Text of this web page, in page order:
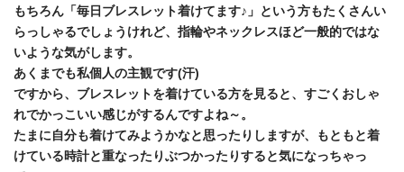
もちろん「毎日ブレスレット着けてます♪」という方もたくさんい
らっしゃるでしょうけれど、指輪やネックレスほど一般的ではな
いような気がします。
あくまでも私個人の主観です(汗)
ですから、ブレスレットを着けている方を見ると、すごくおしゃ
れでかっこいい感じがするんですよね～。
たまに自分も着けてみようかなと思ったりしますが、もともと着
けている時計と重なったりぶつかったりすると気になっちゃっ